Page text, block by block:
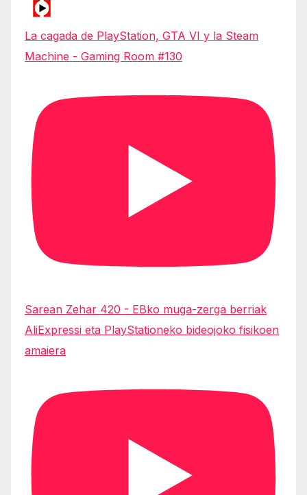
La cagada de PlayStation, GTA VI y la Steam
Machine - Gaming Room #130
Sarean Zehar 420 - EBko muga-zerga berriak
AliExpressi eta PlayStationeko bideojoko fisikoen
amaiera